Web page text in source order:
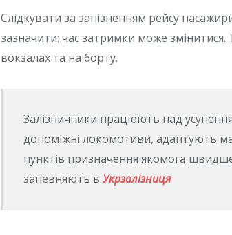
Слідкувати за запізненням рейсу
зазначити: час затримки може
вокзалах та на борту.
Залізничники працюють над
допоміжні локомотиви, адаптують
пунктів призначення якомога
запевняють в Укрзалізниця